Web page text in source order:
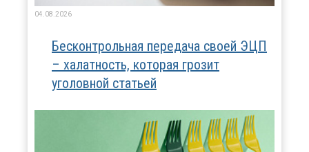
04.08.2026
Бесконтрольная передача своей ЭЦП
– халатность, которая грозит
уголовной статьей